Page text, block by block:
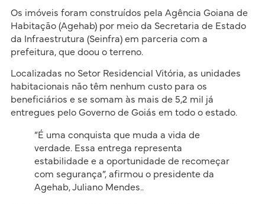
Os imóveis foram construídos pela Agência Goiana de
Habitação (Agehab) por meio da Secretaria de Estado
da Infraestrutura (Seinfra) em parceria com a
prefeitura, que doou o terreno.
Localizadas no Setor Residencial Vitória, as unidades
habitacionais não têm nenhum custo para os
beneficiários e se somam às mais de 5,2 mil já
entregues pelo Governo de Goiás em todo o estado.
“É uma conquista que muda a vida de
verdade. Essa entrega representa
estabilidade e a oportunidade de recomeçar
com segurança”, afirmou o presidente da
Agehab, Juliano Mendes..